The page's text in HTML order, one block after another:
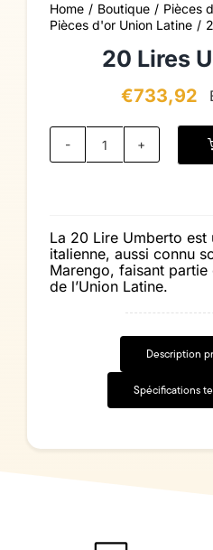
Home Boutique
Pièces
Pièces d'or Union Latine
20 Lires
€733,92
quantité
de
I
La 20 Lire Umberto est
italienne, aussi connu
Marengo, faisant partie
de l’Union Latine.
Description
Spécifications